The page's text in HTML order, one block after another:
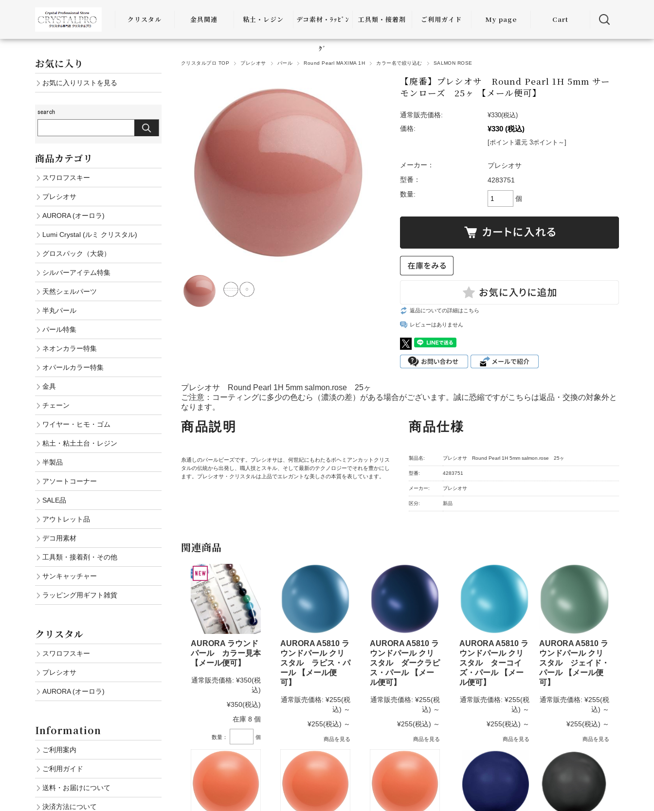
クリスタル
SWAROVSKI
金具関連
金具
チェーン
粘土・レジン
粘土・粘土土台
レジン
デコ素材・ﾗｯﾋﾟﾝ
ｸﾞ
デコ素材
ﾗｯﾋﾟﾝｸﾞ雑貨
工具類・接着剤
ピンセット
アプリケーター
ヤットコ・ニッ
接着剤・リムー
ケース・トレー
便利グッズ・そ
ご利用ガイド
ご利用ガイド
送料・お届けに
ついて
決済方法につい
て
会員ランクアッ
て
ズ表
My page Cart
クリスタルプロ TOP プレシオサ パール Round Pearl MAXIMA 1H カラー名で絞り込む SALMON ROSE
【廃番】プレシオサ Round Pearl 1H 5mm サー
モンローズ 25ヶ 【メール便可】
通常販売価格: ¥330(税込)
価格:
¥330 (税込)
[ポイント還元 3ポイント～]
メーカー：
プレシオサ
型番：
4283751
数量:
個
返品についての詳細はこちら
レビューはありません
プレシオサ Round Pearl 1H 5mm salmon.rose 25ヶ
ご注意：コーティングに多少の色むら（濃淡の差）がある場合がございます。誠に恐縮ですがこちらは返品・交換の対象外と
なります。
商品説明
糸通しのパールビーズです。プレシオサは、何世紀にもわたるボヘミアンカットクリス
タルの伝統から出発し、職人技とスキル、そして最新のテクノロジーでそれを豊かにし
ます。プレシオサ・クリスタルは上品でエレガントな美しさの本質を表しています。
商品仕様
製品名: プレシオサ Round Pearl 1H 5mm salmon.rose 25ヶ
型番: 4283751
メーカー: プレシオサ
区分: 新品
関連商品
AURORA ラウンド
パール カラー見本
【メール便可】
通常販売価格: ¥350(税
込)
¥350(税込)
在庫 8 個
数量： 個
AURORA A5810 ラ
ウンドパール クリ
スタル ラピス・パ
ール 【メール便
可】
通常販売価格: ¥255(税
込) ～
¥255(税込) ～
商品を見る
AURORA A5810 ラ
ウンドパール クリ
スタル ダークラピ
ス・パール 【メー
ル便可】
通常販売価格: ¥255(税
込) ～
¥255(税込) ～
商品を見る
AURORA A5810 ラ
ウンドパール クリ
スタル ターコイ
ズ・パール 【メー
ル便可】
通常販売価格: ¥255(税
込) ～
¥255(税込) ～
商品を見る
AURORA A5810 ラ
ウンドパール クリ
スタル ジェイド・
パール 【メール便
可】
通常販売価格: ¥255(税
込) ～
¥255(税込) ～
商品を見る
お気に入り
お気に入りリストを見る
商品カテゴリ
スワロフスキー
プレシオサ
AURORA (オーロラ)
Lumi Crystal (ルミ クリスタル)
グロスパック（大袋）
シルバーアイテム特集
天然シェルパーツ
半丸パール
パール特集
ネオンカラー特集
オパールカラー特集
金具
チェーン
ワイヤー・ヒモ・ゴム
粘土・粘土土台・レジン
半製品
アソートコーナー
SALE品
アウトレット品
デコ用素材
工具類・接着剤・その他
サンキャッチャー
ラッピング用ギフト雑貨
クリスタル
スワロフスキー
プレシオサ
AURORA (オーロラ)
Information
ご利用案内
ご利用ガイド
送料・お届けについて
決済方法について